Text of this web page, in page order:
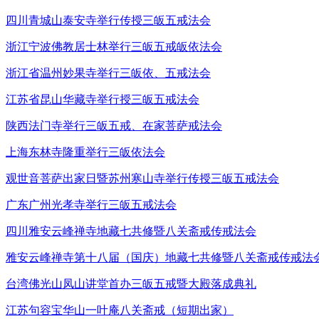
四川青城山泰安寺举行传授三皈五戒法会
浙江宁波佛教居士林举行三皈五戒皈依法会
浙江省温州妙果寺举行三皈依、五戒法会
江苏省昆山华藏寺举行授三皈五戒法会
陕西法门寺举行三皈五戒、在家菩萨戒法会
上海东林寺隆重举行三皈依法会
观世音菩萨出家日暨苏州寒山寺举行传授三皈五戒法会
广东广州光孝寺举行三皈五戒法会
四川雅安云峰禅寺地藏七共修暨八关斋戒传戒法会
雅安云峰禅寺第十八届（国庆）地藏七共修暨八关斋戒传戒法
台湾佛光山凤山讲堂首办三皈五戒暨大殿落成典礼
江苏句容宝华山一叶庵八关斋戒（短期出家）